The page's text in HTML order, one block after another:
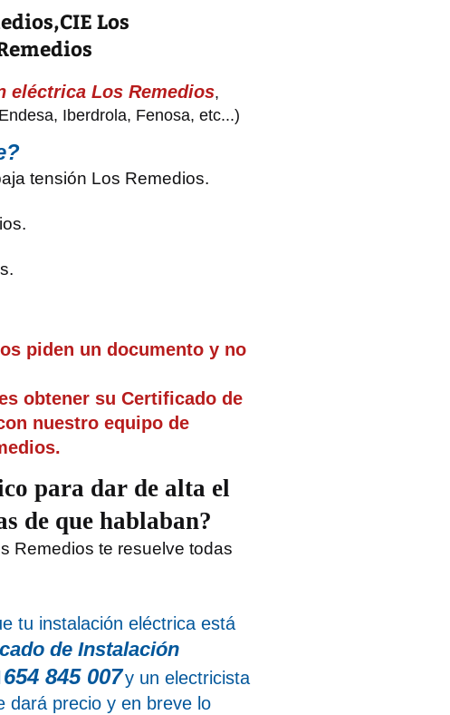
Los
eléctrica Los Remedios,
Iberdrola, Fenosa, etc...)
tensión Los Remedios.
piden un documento y no
obtener su Certificado de
nuestro equipo de
para dar de alta el
de que hablaban?
Remedios te resuelve todas
tu instalación eléctrica está
de Instalación
654 845 007y un electricista
dará precio y en breve lo